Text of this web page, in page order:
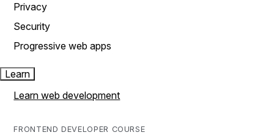
Privacy
Security
Progressive web apps
Learn
Learn web development
FRONTEND DEVELOPER COURSE